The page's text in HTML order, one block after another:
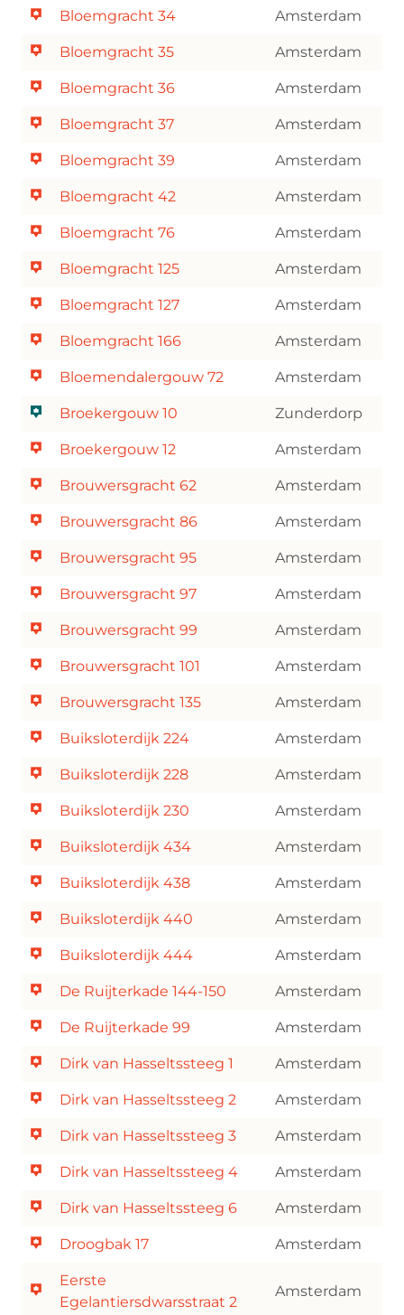
Bloemgracht 34 Amsterdam
Bloemgracht 35 Amsterdam
Bloemgracht 36 Amsterdam
Bloemgracht 37 Amsterdam
Bloemgracht 39 Amsterdam
Bloemgracht 42 Amsterdam
Bloemgracht 76 Amsterdam
Bloemgracht 125 Amsterdam
Bloemgracht 127 Amsterdam
Bloemgracht 166 Amsterdam
Bloemendalergouw 72 Amsterdam
Broekergouw 10 Zunderdorp
Broekergouw 12 Amsterdam
Brouwersgracht 62 Amsterdam
Brouwersgracht 86 Amsterdam
Brouwersgracht 95 Amsterdam
Brouwersgracht 97 Amsterdam
Brouwersgracht 99 Amsterdam
Brouwersgracht 101 Amsterdam
Brouwersgracht 135 Amsterdam
Buiksloterdijk 224 Amsterdam
Buiksloterdijk 228 Amsterdam
Buiksloterdijk 230 Amsterdam
Buiksloterdijk 434 Amsterdam
Buiksloterdijk 438 Amsterdam
Buiksloterdijk 440 Amsterdam
Buiksloterdijk 444 Amsterdam
De Ruijterkade 144-150 Amsterdam
De Ruijterkade 99 Amsterdam
Dirk van Hasseltssteeg 1 Amsterdam
Dirk van Hasseltssteeg 2 Amsterdam
Dirk van Hasseltssteeg 3 Amsterdam
Dirk van Hasseltssteeg 4 Amsterdam
Dirk van Hasseltssteeg 6 Amsterdam
Droogbak 17 Amsterdam
Eerste
Egelantiersdwarsstraat 2
Amsterdam